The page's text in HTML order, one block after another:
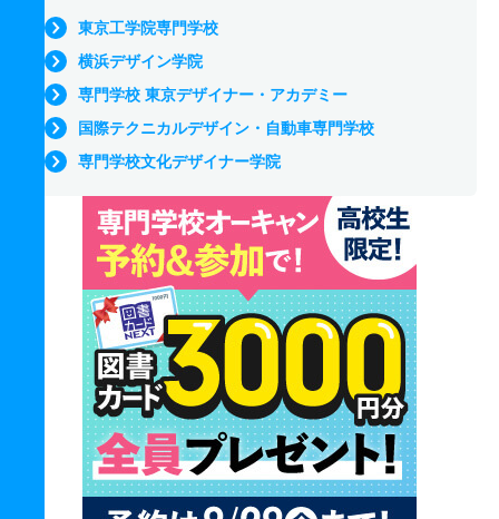
東京工学院専門学校
横浜デザイン学院
専門学校 東京デザイナー・アカデミー
国際テクニカルデザイン・自動車専門学校
専門学校文化デザイナー学院